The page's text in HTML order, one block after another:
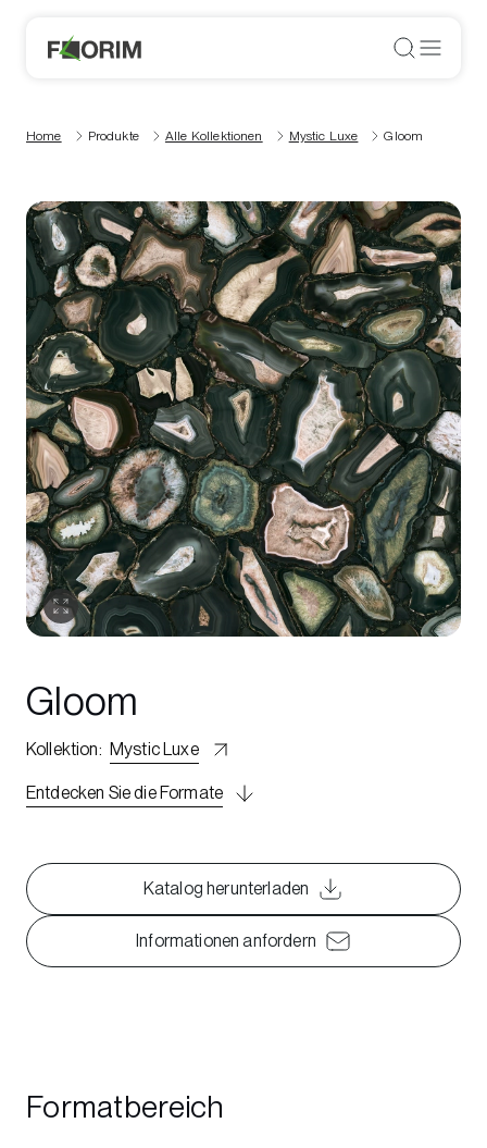
Home Produkte Alle Kollektionen Mystic Luxe Gloom
Gloom
Kollektion: Mystic Luxe
Entdecken Sie die Formate
Katalog herunterladen
Informationen anfordern
Formatbereich